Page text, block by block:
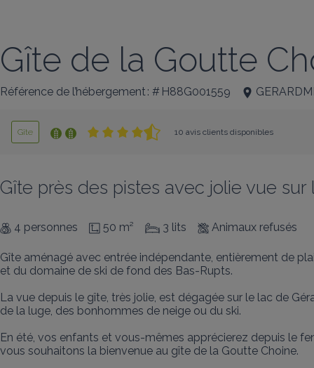
Gîte de la Goutte
Référence de l’hébergement : # H88G001559
Gîte 10 avis clients disponibles
Gîte près des pistes avec jolie vue
4 personnes 50 m² 3 lits Animaux refusés
Gîte aménagé avec entrée indépendante, entièrement de
et du domaine de ski de fond des Bas-Rupts.
La vue depuis le gîte, très jolie, est dégagée sur le lac de
de la luge, des bonhommes de neige ou du ski.
En été, vos enfants et vous-mêmes apprécierez depuis le
vous souhaitons la bienvenue au gîte de la Goutte Choine.